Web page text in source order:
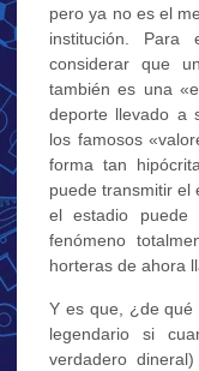
pero ya no es el
institución. Para
considerar que
también es una
deporte llevado a
los famosos
forma tan
puede transmitir el
el estadio puede
fenómeno
horteras de ahora
Y es que, ¿de
legendario si
verdadero